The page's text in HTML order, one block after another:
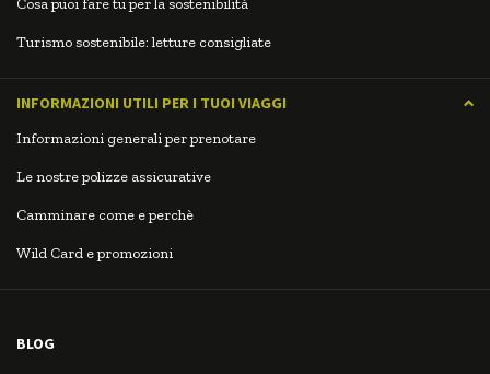
Turismo sostenibile: letture consigliate
INFORMAZIONI UTILI PER I TUOI VIAGGI
Informazioni generali per prenotare
Le nostre polizze assicurative
Camminare come e perchè
Wild Card e promozioni
BLOG